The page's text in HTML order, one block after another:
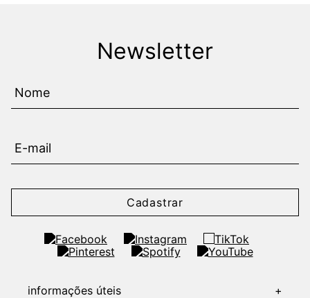
Newsletter
Cadastrar
informações úteis
+